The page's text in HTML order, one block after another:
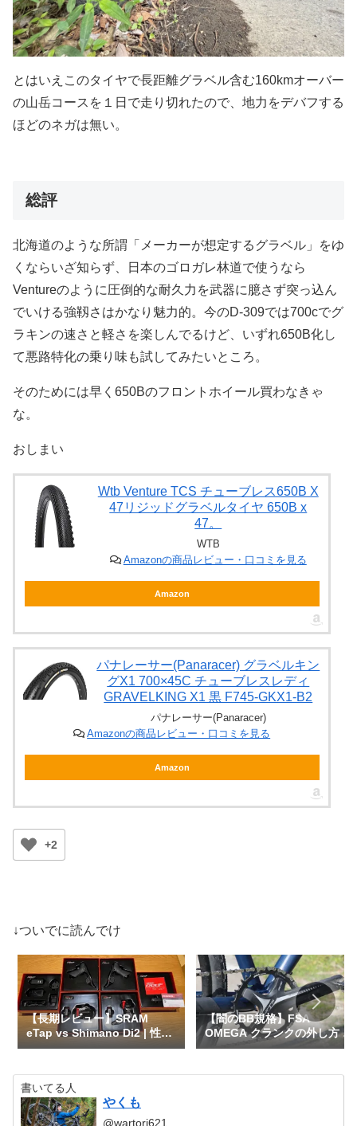
とはいえこのタイヤで長距離グラベル含む160kmオーバー
の山岳コースを１日で走り切れたので、地力をデバフする
ほどのネガは無い。
総評
北海道のような所謂「メーカーが想定するグラベル」をゆ
くならいざ知らず、日本のゴロガレ林道で使うなら
Ventureのように圧倒的な耐久力を武器に臆さず突っ込ん
でいける強靱さはかなり魅力的。今のD-309では700cでグ
ラキンの速さと軽さを楽しんでるけど、いずれ650B化し
て悪路特化の乗り味も試してみたいところ。
そのためには早く650Bのフロントホイール買わなきゃ
な。
おしまい
Wtb Venture TCS チューブレス650B X
47リジッドグラベルタイヤ 650B x
47。
WTB
Amazonの商品レビュー・口コミを見る
Amazon
パナレーサー(Panaracer) グラベルキン
グX1 700×45C チューブレスレディ
GRAVELKING X1 黒 F745-GKX1-B2
パナレーサー(Panaracer)
Amazonの商品レビュー・口コミを見る
Amazon
+2
↓ついでに読んでけ
【長期レビュー】SRAM
eTap vs Shimano Di2 | 性能
比較や互換性など
【闇のBB規格】FSA
OMEGA クランクの外し方 -
MegaEvo BB386EVO –
書いてる人
やくも
@wartori621